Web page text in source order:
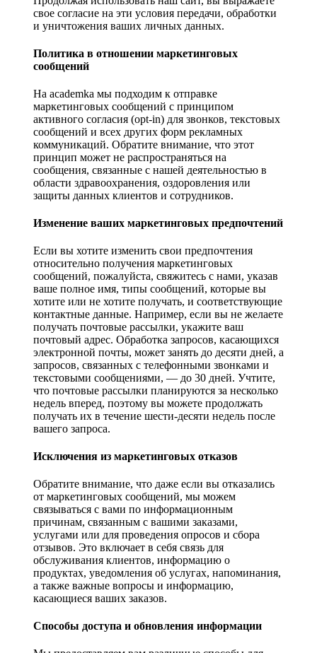
свое согласие на эти условия передачи, обработки
и уничтожения ваших личных данных.
Политика в отношении маркетинговых
сообщений
На academka мы подходим к отправке
маркетинговых сообщений с принципом
активного согласия (opt-in) для звонков, текстовых
сообщений и всех других форм рекламных
коммуникаций. Обратите внимание, что этот
принцип может не распространяться на
сообщения, связанные с нашей деятельностью в
области здравоохранения, оздоровления или
защиты данных клиентов и сотрудников.
Изменение ваших маркетинговых предпочтений
Если вы хотите изменить свои предпочтения
относительно получения маркетинговых
сообщений, пожалуйста, свяжитесь с нами, указав
ваше полное имя, типы сообщений, которые вы
хотите или не хотите получать, и соответствующие
контактные данные. Например, если вы не желаете
получать почтовые рассылки, укажите ваш
почтовый адрес. Обработка запросов, касающихся
электронной почты, может занять до десяти дней, а
запросов, связанных с телефонными звонками и
текстовыми сообщениями, — до 30 дней. Учтите,
что почтовые рассылки планируются за несколько
недель вперед, поэтому вы можете продолжать
получать их в течение шести-десяти недель после
вашего запроса.
Исключения из маркетинговых отказов
Обратите внимание, что даже если вы отказались
от маркетинговых сообщений, мы можем
связываться с вами по информационным
причинам, связанным с вашими заказами,
услугами или для проведения опросов и сбора
отзывов. Это включает в себя связь для
обслуживания клиентов, информацию о
продуктах, уведомления об услугах, напоминания,
а также важные вопросы и информацию,
касающиеся ваших заказов.
Способы доступа и обновления информации